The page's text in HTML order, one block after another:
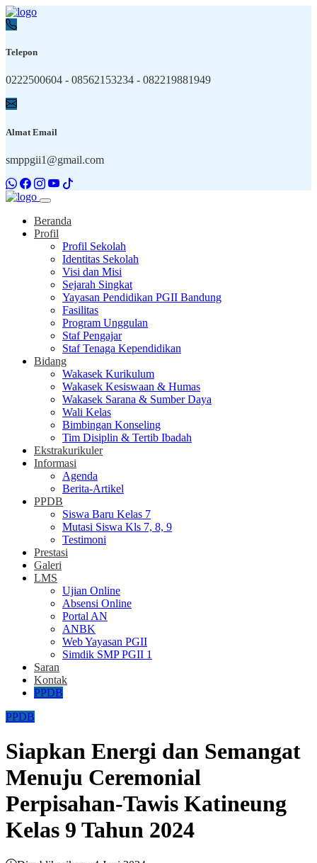
Telepon
0222500604 - 08562153234 - 082219881949
Almat Email
smppgii1@gmail.com
Beranda
Profil
Profil Sekolah
Identitas Sekolah
Visi dan Misi
Sejarah Singkat
Yayasan Pendidikan PGII Bandung
Fasilitas
Program Unggulan
Staf Pengajar
Staf Tenaga Kependidikan
Bidang
Wakasek Kurikulum
Wakasek Kesiswaan & Humas
Wakasek Sarana & Sumber Daya
Wali Kelas
Bimbingan Konseling
Tim Disiplin & Tertib Ibadah
Ekstrakurikuler
Informasi
Agenda
Berita-Artikel
PPDB
Siswa Baru Kelas 7
Mutasi Siswa Kls 7, 8, 9
Testimoni
Prestasi
Galeri
LMS
Ujian Online
Absensi Online
Portal AN
ANBK
Web Yayasan PGII
Simdik SMP PGII 1
Saran
Kontak
PPDB
PPDB
Siapkan Energi dan Semangat
Menuju Ceremonial
Perpisahan-Tawis Katineung
Kelas 9 Tahun 2024